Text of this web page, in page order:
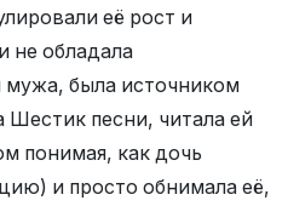
её рост и
не обладала
мужа, была источником
Шестик песни, читала ей
понимая, как дочь
и просто обнимала её,